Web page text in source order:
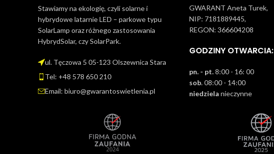
Stawiamy na ekologię, czyli solarne i
hybrydowe latarnie LED – parkowe typu
SolarLamp oraz różnego zastosowania
HybrydSolar, czy SolarPark.
ul. Tęczowa 5 05-123 Olszewnica Stara
Tel: +48 578 650 210
Email: biuro@gwarantoswietlenia.pl
GWARANT Aneta Turek,
NIP: 7181889445,
REGON: 366604208
GODZINY OTWARCIA:
pn. - pt.8:00 - 16: 00
sob. 08:00 - 14:00
niedziela nieczynne